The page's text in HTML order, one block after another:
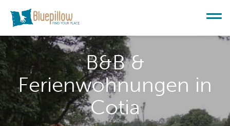
B&B &
Ferienwohnungen in
Cotia